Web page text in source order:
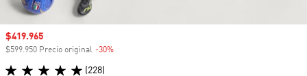
Precio de venta
$419.965
$599.950 Precio original -30%
(228)